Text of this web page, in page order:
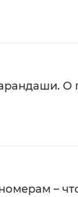
О
–